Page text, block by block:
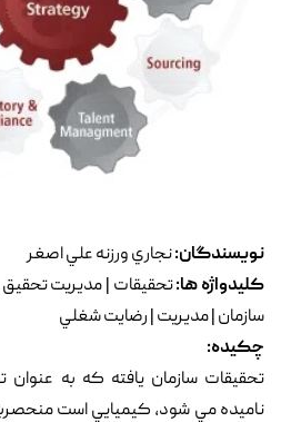
نویسندگان:نجاري ورزنه علي اصغر
کلیدواژه ها:تحقيقات | مديريت تحقيق
سازمان | مديريت | رضايت شغلي
چکیده:
ناميده مي شود, کيميايي است